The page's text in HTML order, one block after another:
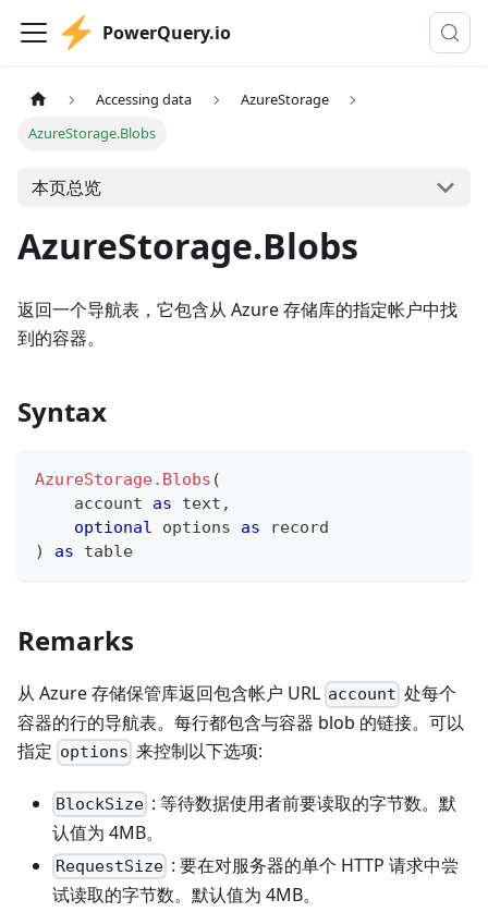
PowerQuery.io
Accessing data
AzureStorage
AzureStorage.Blobs
本页总览
AzureStorage.Blobs
返回一个导航表，它包含从 Azure 存储库的指定帐户中找
到的容器。
Syntax
AzureStorage.Blobs (
    account
as text ,
optional options as
record
)
as table
Remarks
从 Azure 存储保管库返回包含帐户 URL account 处每个
容器的行的导航表。每行都包含与容器 blob 的链接。可以
指定 options 来控制以下选项:
BlockSize : 等待数据使用者前要读取的字节数。默
认值为 4MB。
RequestSize : 要在对服务器的单个 HTTP 请求中尝
试读取的字节数。默认值为 4MB。